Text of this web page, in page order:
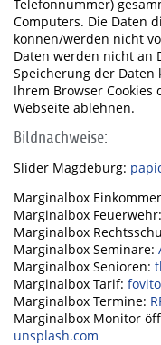
Telefonnummer)
Computers. Die Daten
können/werden nicht
Daten werden nicht an
Speicherung der Daten
Ihrem Browser
Webseite ablehnen.
Bildnachweise:
Slider Magdeburg:
Marginalbox
Marginalbox Feuerwehr:
Marginalbox
Marginalbox Seminare:
Marginalbox Senioren:
Marginalbox Tarif:
Marginalbox Termine:
Marginalbox Monitor
unsplash.com